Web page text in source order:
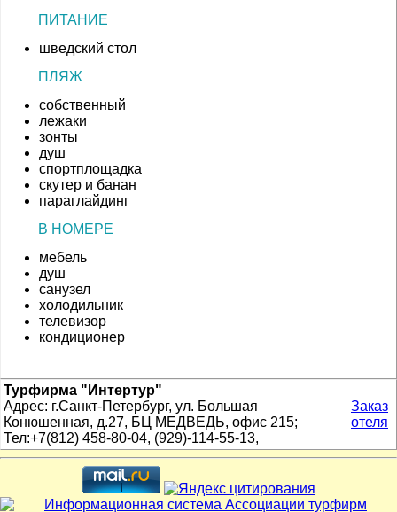
ПИТАНИЕ
шведский стол
ПЛЯЖ
собственный
лежаки
зонты
душ
спортплощадка
скутер и банан
параглайдинг
В НОМЕРЕ
мебель
душ
санузел
холодильник
телевизор
кондиционер
Турфирма "Интертур"
Адрес: г.Санкт-Петербург, ул. Большая
Конюшенная, д.27, БЦ МЕДВЕДЬ, офис 215;
Тел:+7(812) 458-80-04, (929)-114-55-13,
Заказ
отеля